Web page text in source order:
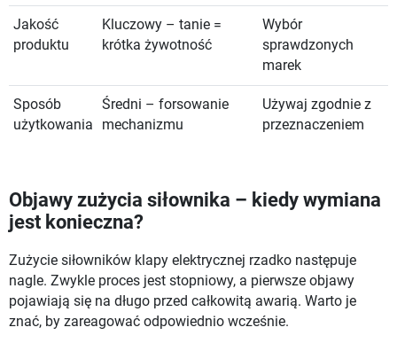
Jakość
produktu
Kluczowy – tanie =
krótka żywotność
Wybór
sprawdzonych
marek
Sposób
użytkowania
Średni – forsowanie
mechanizmu
Używaj zgodnie z
przeznaczeniem
Objawy zużycia siłownika – kiedy wymiana
jest konieczna?
Zużycie siłowników klapy elektrycznej rzadko następuje
nagle. Zwykle proces jest stopniowy, a pierwsze objawy
pojawiają się na długo przed całkowitą awarią. Warto je
znać, by zareagować odpowiednio wcześnie.